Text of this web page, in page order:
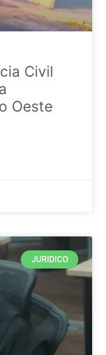
Civil
Oeste
JURIDICO